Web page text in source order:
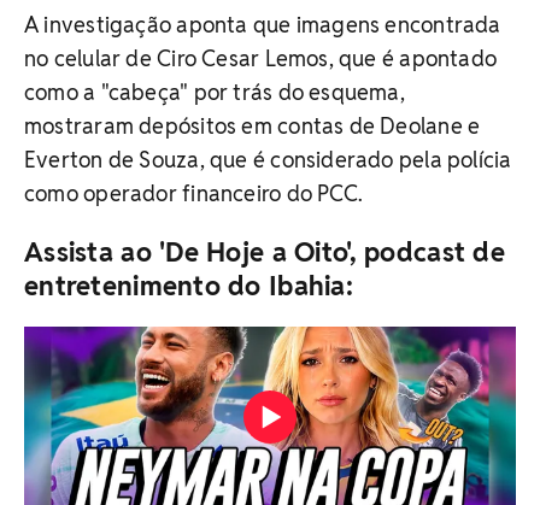
A investigação aponta que imagens encontrada
no celular de Ciro Cesar Lemos, que é apontado
como a "cabeça" por trás do esquema,
mostraram depósitos em contas de Deolane e
Everton de Souza, que é considerado pela polícia
como operador financeiro do PCC.
Assista ao 'De Hoje a Oito', podcast de
entretenimento do Ibahia: